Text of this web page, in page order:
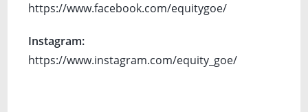
https://www.facebook.com/equitygoe/
Instagram:
https://www.instagram.com/equity_goe/